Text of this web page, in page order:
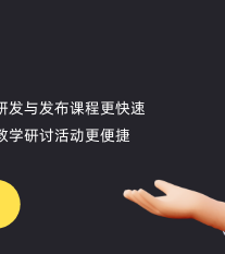
发与发布课程更快速
学研讨活动更便捷